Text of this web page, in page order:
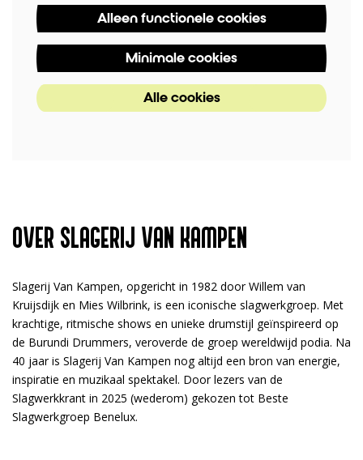
Alleen functionele cookies
Minimale cookies
Alle cookies
OVER SLAGERIJ VAN KAMPEN
Slagerij Van Kampen, opgericht in 1982 door Willem van
Kruijsdijk en Mies Wilbrink, is een iconische slagwerkgroep. Met
krachtige, ritmische shows en unieke drumstijl geïnspireerd op
de Burundi Drummers, veroverde de groep wereldwijd podia. Na
40 jaar is Slagerij Van Kampen nog altijd een bron van energie,
inspiratie en muzikaal spektakel. Door lezers van de
Slagwerkkrant in 2025 (wederom) gekozen tot Beste
Slagwerkgroep Benelux.